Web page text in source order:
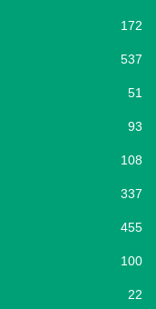
172
537
51
93
108
337
455
100
22